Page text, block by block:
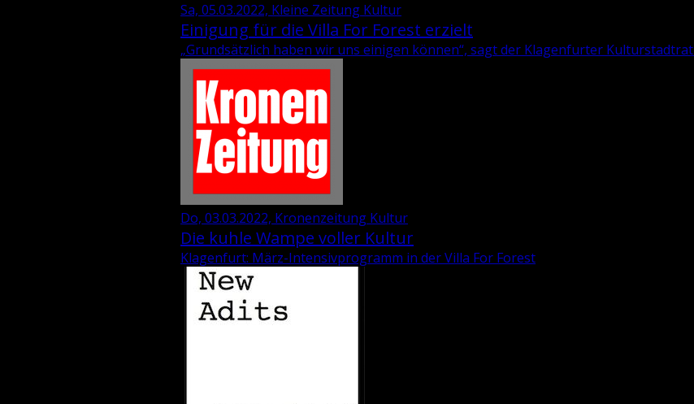
Sa, 05.03.2022, Kleine Zeitung Kultur
Einigung für die Villa For Forest erzielt
„Grund­sätz­lich haben wir uns ei­ni­gen kön­nen“, sagt der Kla­gen­fur­ter Kul­tur­stadt­rat
Do, 03.03.2022, Kronenzeitung Kultur
Die kuhle Wampe voller Kultur
Klagenfurt: März-Intensivprogramm in der Villa For Forest